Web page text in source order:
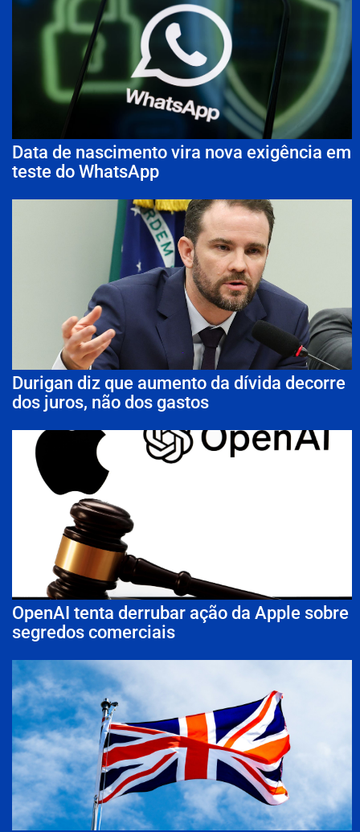
Data de nascimento vira nova exigência em
teste do WhatsApp
Durigan diz que aumento da dívida decorre
dos juros, não dos gastos
OpenAI tenta derrubar ação da Apple sobre
segredos comerciais